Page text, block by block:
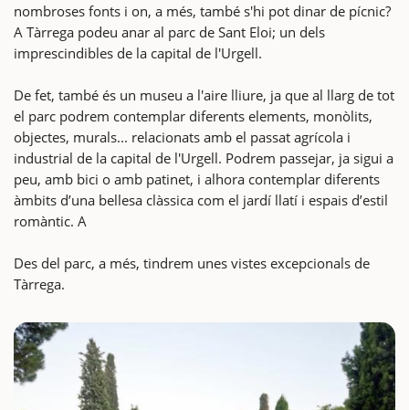
nombroses fonts i on, a més, també s'hi pot dinar de pícnic?
A Tàrrega podeu anar al parc de Sant Eloi; un dels
imprescindibles de la capital de l'Urgell.
De fet, també és un museu a l'aire lliure, ja que al llarg de tot
el parc podrem contemplar diferents elements, monòlits,
objectes, murals... relacionats amb el passat agrícola i
industrial de la capital de l'Urgell. Podrem passejar, ja sigui a
peu, amb bici o amb patinet, i alhora contemplar diferents
àmbits d’una bellesa clàssica com el jardí llatí i espais d’estil
romàntic. A
Des del parc, a més, tindrem unes vistes excepcionals de
Tàrrega.